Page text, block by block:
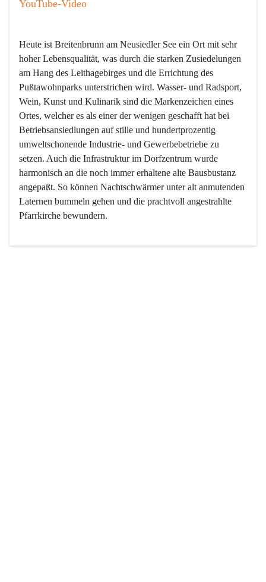
YouTube-Video
Heute ist Breitenbrunn am Neusiedler See ein Ort mit sehr
hoher Lebensqualität, was durch die starken Zusiedelungen
am Hang des Leithagebirges und die Errichtung des
Pußtawohnparks unterstrichen wird. Wasser- und Radsport,
Wein, Kunst und Kulinarik sind die Markenzeichen eines
Ortes, welcher es als einer der wenigen geschafft hat bei
Betriebsansiedlungen auf stille und hundertprozentig
umweltschonende Industrie- und Gewerbebetriebe zu
setzen. Auch die Infrastruktur im Dorfzentrum wurde
harmonisch an die noch immer erhaltene alte Bausbustanz
angepaßt. So können Nachtschwärmer unter alt anmutenden
Laternen bummeln gehen und die prachtvoll angestrahlte
Pfarrkirche bewundern.
Der Weinbau dominert heute nicht mehr, ist aber integrativer